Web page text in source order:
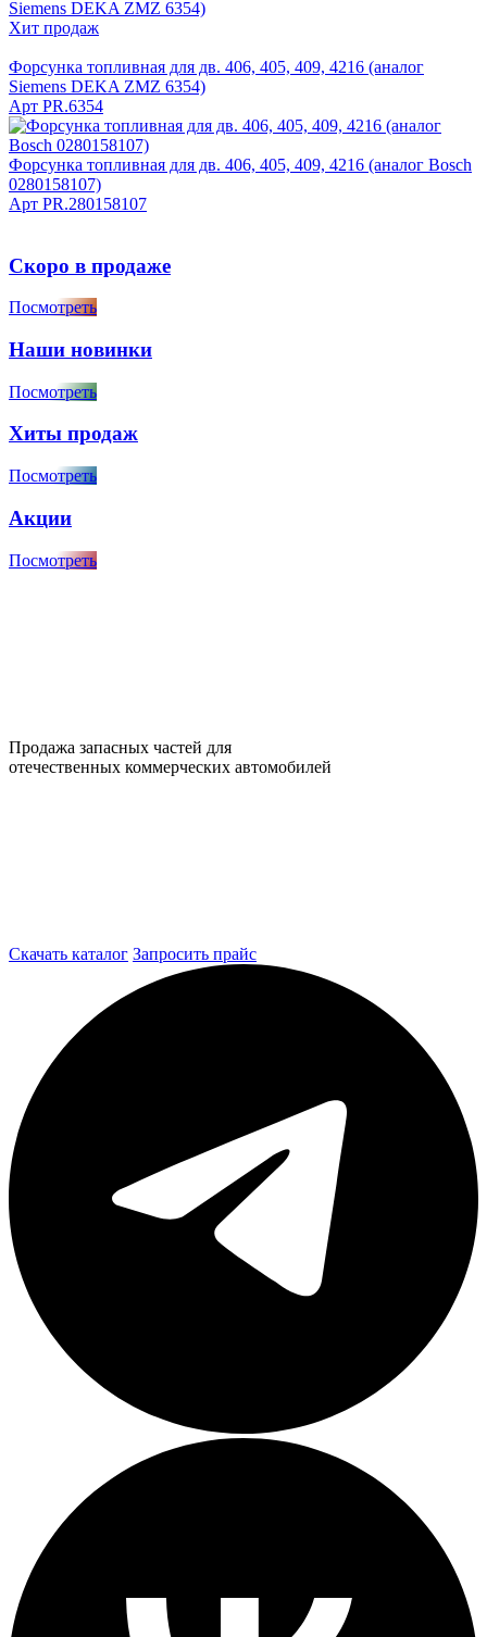
Хит продаж
Форсунка топливная для дв. 406, 405, 409, 4216 (аналог
Siemens DEKA ZMZ 6354)
Арт PR.6354
Форсунка топливная для дв. 406, 405, 409, 4216 (аналог Bosch
0280158107)
Арт PR.280158107
Скоро в продаже
Посмотреть
Наши новинки
Посмотреть
Хиты продаж
Посмотреть
Акции
Посмотреть
Продажа запасных частей для
отечественных коммерческих автомобилей
Скачать каталог Запросить прайс